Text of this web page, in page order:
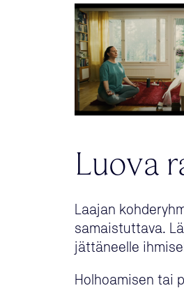
Luova
Laajan
samaistuttava.
jättäneelle
Holhoamisen tai